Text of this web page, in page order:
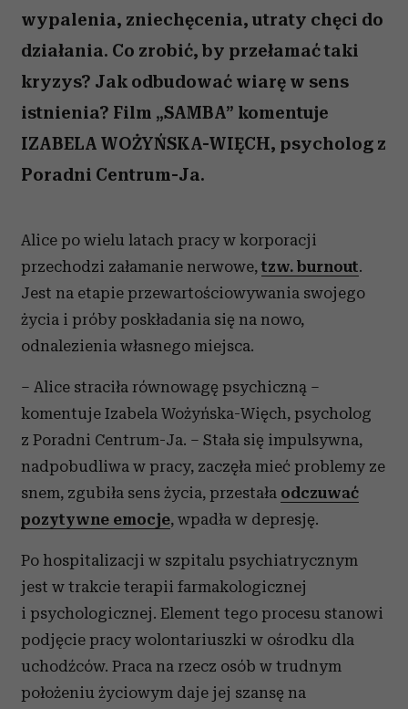
wypalenia, zniechęcenia, utraty chęci do
działania. Co zrobić, by przełamać taki
kryzys? Jak odbudować wiarę w sens
istnienia? Film „SAMBA” komentuje
IZABELA WOŻYŃSKA-WIĘCH, psycholog z
Poradni Centrum-Ja.
Alice po wielu latach pracy w korporacji
przechodzi załamanie nerwowe,tzw. burnout.
Jest na etapie przewartościowywania swojego
życia i próby poskładania się na nowo,
odnalezienia własnego miejsca.
– Alice straciła równowagę psychiczną –
komentuje Izabela Wożyńska-Więch, psycholog
z Poradni Centrum-Ja. – Stała się impulsywna,
nadpobudliwa w pracy, zaczęła mieć problemy ze
snem, zgubiła sens życia, przestała odczuwać
pozytywne emocje, wpadła w depresję.
Po hospitalizacji w szpitalu psychiatrycznym
jest w trakcie terapii farmakologicznej
i psychologicznej. Element tego procesu stanowi
podjęcie pracy wolontariuszki w ośrodku dla
uchodźców. Praca na rzecz osób w trudnym
położeniu życiowym daje jej szansę na